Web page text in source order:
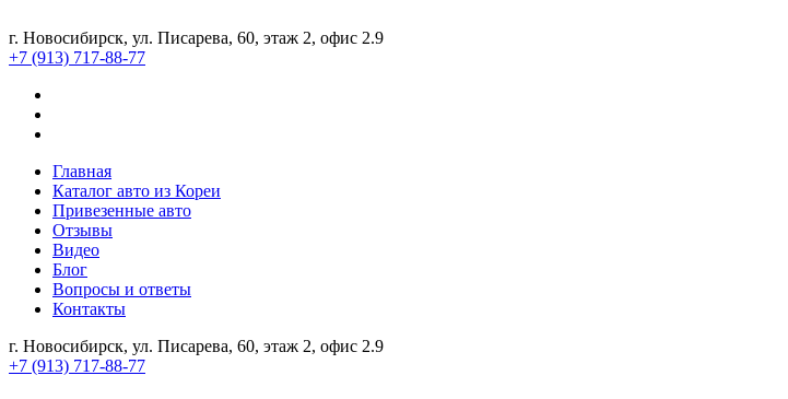
г. Новосибирск, ул. Писарева, 60, этаж 2, офис 2.9
+7 (913) 717-88-77
Главная
Каталог авто из Кореи
Привезенные авто
Отзывы
Видео
Блог
Вопросы и ответы
Контакты
г. Новосибирск, ул. Писарева, 60, этаж 2, офис 2.9
+7 (913) 717-88-77